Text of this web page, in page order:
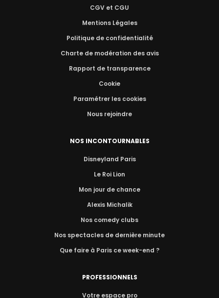
CGV et CGU
Mentions Légales
Politique de confidentialité
Charte de modération des avis
Rapport de transparence
Cookie
Paramétrer les cookies
Nous rejoindre
NOS INCONTOURNABLES
Disneyland Paris
Le Roi Lion
Mon jour de chance
Alexis Michalik
Nos comedy clubs
Nos spectacles de dernière minute
Que faire à Paris ce week-end ?
PROFESSIONNELS
Votre espace pro